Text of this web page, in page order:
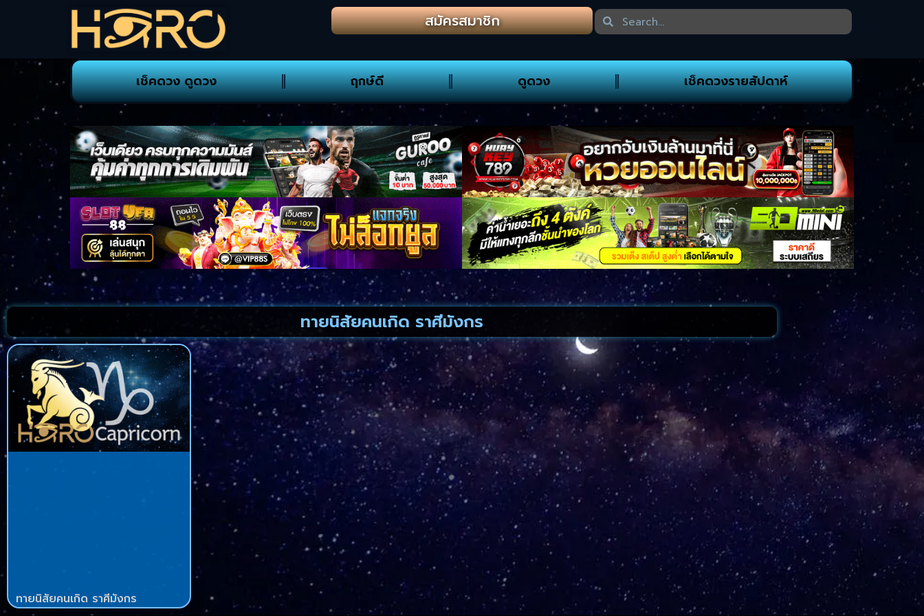
สมัครสมาชิก
เช็คดวง ดูดวง ฤกษ์ดี ดูดวง เช็คดวงรายสัปดาห์
ทายนิสัยคนเกิด ราศีมังกร
ทายนิสัยคนเกิด ราศีมังกร